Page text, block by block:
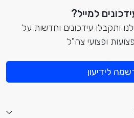
למייל?
ותקבלו עידכונים וחדשות על
ופצועי צה"ל
לידיעון